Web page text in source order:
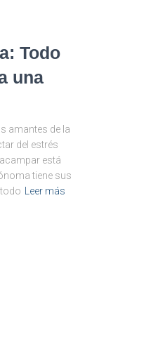
Todo
una
amantes de la
del estrés
está
tiene sus
Leer más